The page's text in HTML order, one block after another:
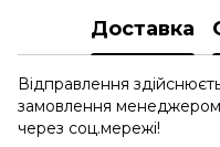
Доставка
Відправлення
замовлення
через соц.мережі!